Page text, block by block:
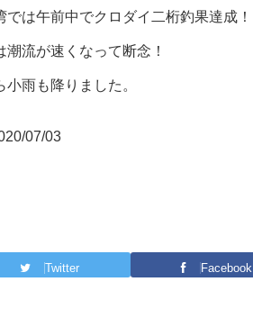
では午前中でクロダイ二桁釣果達成！
潮流が速くなって断念！
小雨も降りました。
07/03
Twitter Facebook